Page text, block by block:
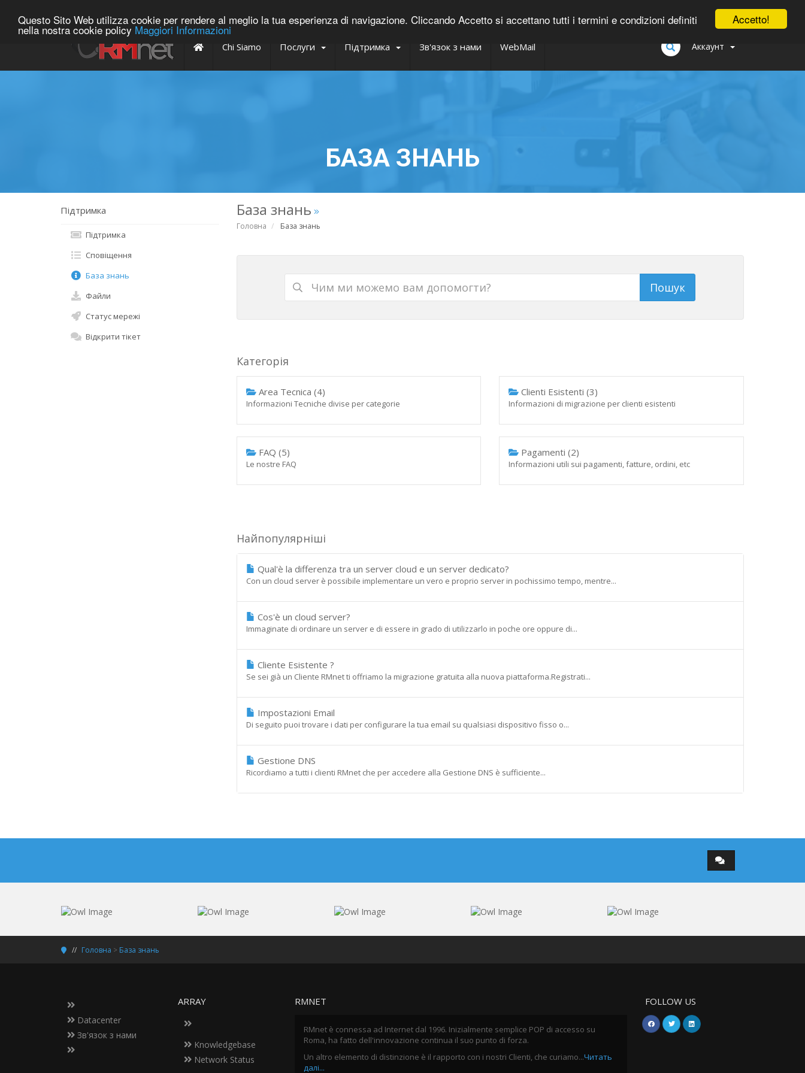
Accetto!
Questo Sito Web utilizza cookie per rendere al meglio la tua esperienza di navigazione. Cliccando Accetto si accettano tutti i termini e condizioni definiti
nella nostra cookie policy Maggiori Informazioni
Аккаунт
Chi Siamo Послуги Підтримка Зв'язок з нами WebMail
БАЗА ЗНАНЬ
База знань
Головна База знань
Категорія
Area Tecnica (4)
Informazioni Tecniche divise per categorie
Clienti Esistenti (3)
Informazioni di migrazione per clienti esistenti
FAQ (5)
Le nostre FAQ
Pagamenti (2)
Informazioni utili sui pagamenti, fatture, ordini, etc
Найпопулярніші
Qual'è la differenza tra un server cloud e un server dedicato?
Con un cloud server è possibile implementare un vero e proprio server in pochissimo tempo, mentre...
Cos'è un cloud server?
Immaginate di ordinare un server e di essere in grado di utilizzarlo in poche ore oppure di...
Cliente Esistente ?
Se sei già un Cliente RMnet ti offriamo la migrazione gratuita alla nuova piattaforma.Registrati...
Impostazioni Email
Di seguito puoi trovare i dati per configurare la tua email su qualsiasi dispositivo fisso o...
Gestione DNS
Ricordiamo a tutti i clienti RMnet che per accedere alla Gestione DNS è sufficiente...
Підтримка
Підтримка
Сповіщення
База знань
Файли
Статус мережі
Відкрити тікет
Головна > База знань
Datacenter
Зв'язок з нами
ARRAY
Knowledgebase
Network Status
RMNET
RMnet è connessa ad Internet dal 1996. Inizialmente semplice POP di accesso su
Roma, ha fatto dell'innovazione continua il suo punto di forza.
Un altro elemento di distinzione è il rapporto con i nostri Clienti, che curiamo...Читать
далі...
FOLLOW US